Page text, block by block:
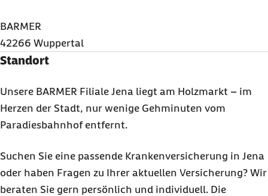
BARMER
42266 Wuppertal
Standort
Unsere BARMER Filiale Jena liegt am Holzmarkt – im
Herzen der Stadt, nur wenige Gehminuten vom
Paradiesbahnhof entfernt.
Suchen Sie eine passende Krankenversicherung in Jena
oder haben Fragen zu Ihrer aktuellen Versicherung? Wir
beraten Sie gern persönlich und individuell. Die